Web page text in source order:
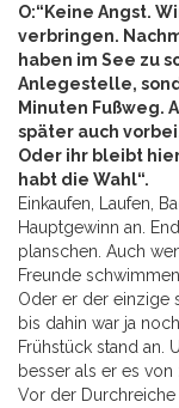
O:“Keine Angst.
verbringen.
haben im See zu
Anlegestelle,
Minuten Fußweg.
später auch
Oder ihr bleibt
habt die Wahl“.
Einkaufen, Laufen,
Hauptgewinn an.
planschen. Auch
Freunde
Oder er der einzige
bis dahin war ja
Frühstück stand an.
besser als er es von
Vor der